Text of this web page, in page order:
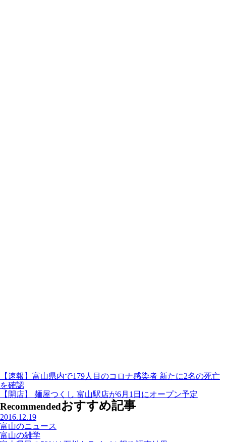
【速報】富山県内で179人目のコロナ感染者 新たに2名の死亡
を確認
【開店】 麺屋つくし 富山駅店が6月1日にオープン予定
Recommendedおすすめ記事
2016.12.19
富山のニュース
富山の雑学